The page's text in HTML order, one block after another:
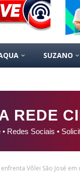
SUZANO
REDE
Redes Sociais •
Vôlei São José